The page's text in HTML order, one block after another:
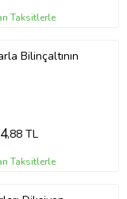
Taksitlerle
Bilinçaltının
,88 TL
Taksitlerle